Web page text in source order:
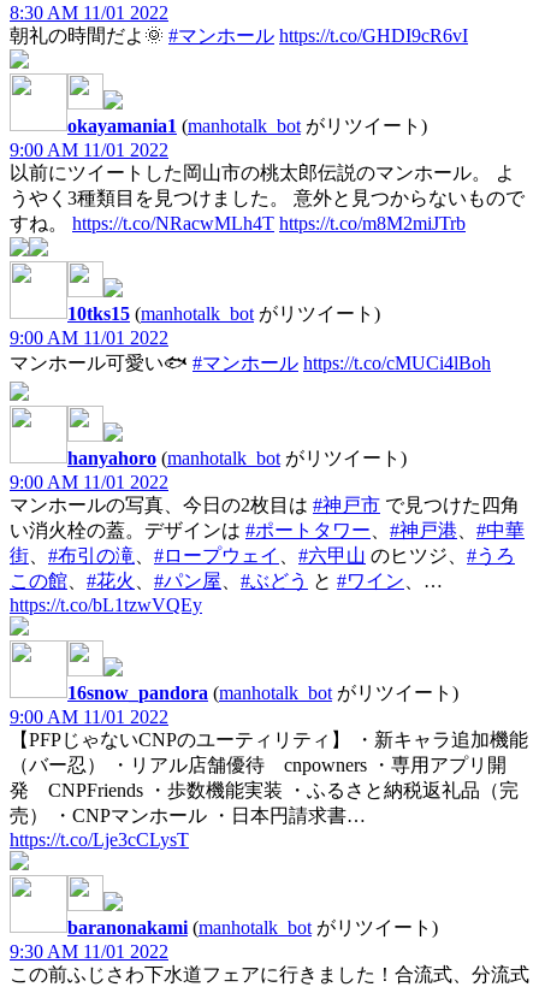
8:30 AM 11/01 2022
朝礼の時間だよ🌞 #マンホール https://t.co/GHDI9cR6vI
okayamania1 (manhotalk_bot がリツイート)
9:00 AM 11/01 2022
以前にツイートした岡山市の桃太郎伝説のマンホール。 よ
うやく3種類目を見つけました。 意外と見つからないもので
すね。 https://t.co/NRacwMLh4T https://t.co/m8M2miJTrb
10tks15 (manhotalk_bot がリツイート)
9:00 AM 11/01 2022
マンホール可愛い🐟 #マンホール https://t.co/cMUCi4lBoh
hanyahoro (manhotalk_bot がリツイート)
9:00 AM 11/01 2022
マンホールの写真、今日の2枚目は #神戸市 で見つけた四角
い消火栓の蓋。デザインは #ポートタワー #神戸港
#中華
街
#布引の滝 #ロープウェイ #六甲山 のヒツジ、 #うろ
この館
#花火 #パン屋 #ぶどう と #ワイン 、…
https://t.co/bL1tzwVQEy
16snow_pandora (manhotalk_bot がリツイート)
9:00 AM 11/01 2022
【PFPじゃないCNPのユーティリティ】 ・新キャラ追加機能
（バー忍） ・リアル店舗優待 cnpowners ・専用アプリ開
発 CNPFriends ・歩数機能実装 ・ふるさと納税返礼品（完
売） ・CNPマンホール ・日本円請求書…
https://t.co/Lje3cCLysT
baranonakami (manhotalk_bot がリツイート)
9:30 AM 11/01 2022
この前ふじさわ下水道フェアに行きました！合流式、分流式